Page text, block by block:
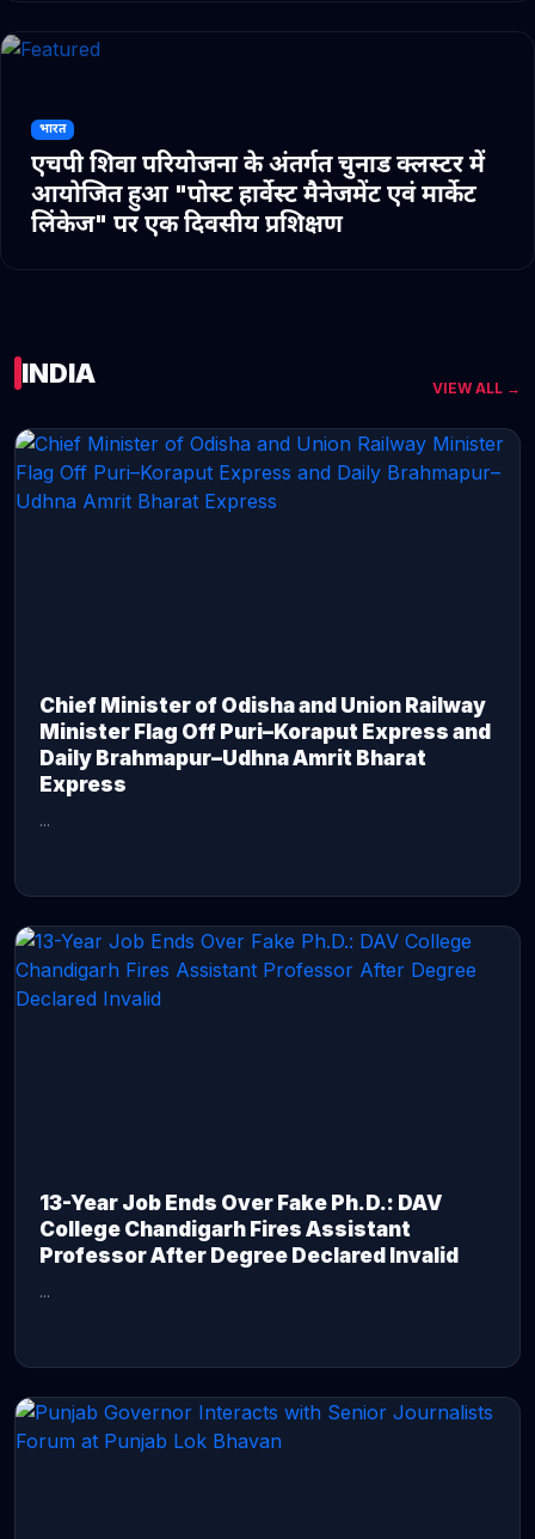
भारत
एचपी शिवा परियोजना के अंतर्गत चुनाड क्लस्टर में
आयोजित हुआ "पोस्ट हार्वेस्ट मैनेजमेंट एवं मार्केट
लिंकेज" पर एक दिवसीय प्रशिक्षण
INDIA VIEW ALL →
Chief Minister of Odisha and Union Railway
Minister Flag Off Puri–Koraput Express and
Daily Brahmapur–Udhna Amrit Bharat
Express
...
13-Year Job Ends Over Fake Ph.D.: DAV
College Chandigarh Fires Assistant
Professor After Degree Declared Invalid
...